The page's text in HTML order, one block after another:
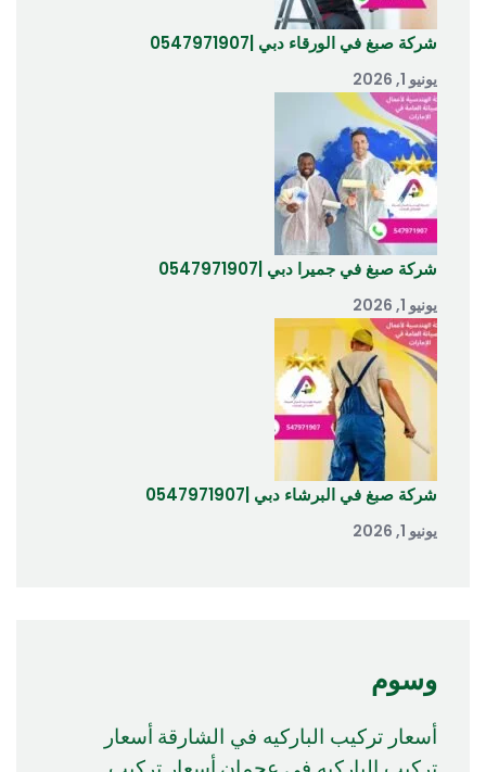
شركة صبغ في الورقاء دبي |0547971907
يونيو 1, 2026
شركة صبغ في جميرا دبي |0547971907
يونيو 1, 2026
شركة صبغ في البرشاء دبي |0547971907
يونيو 1, 2026
وسوم
أسعار تركيب الباركيه في الشارقة أسعار